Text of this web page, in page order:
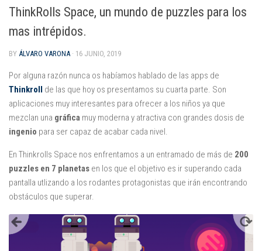
para aprender inglés
para pintar y dibujar
de cuentos e historias
para jugar con la música
de matemáticas
para darle al coco
Android
Apple
Windows Phone
Juegos
ThinkRolls Space, un mundo de puzzles para los
mas intrépidos.
BY ÁLVARO VARONA · 16 JUNIO, 2019
Por alguna razón nunca os habíamos hablado de las apps de
Thinkroll de las que hoy os presentamos su cuarta parte. Son
aplicaciones muy interesantes para ofrecer a los niños ya que
mezclan una gráfica muy moderna y atractiva con grandes dosis de
ingenio para ser capaz de acabar cada nivel.
En Thinkrolls Space nos enfrentamos a un entramado de más de 200
puzzles en 7 planetas en los que el objetivo es ir superando cada
pantalla utlizando a los rodantes protagonistas que irán encontrando
obstáculos que superar.